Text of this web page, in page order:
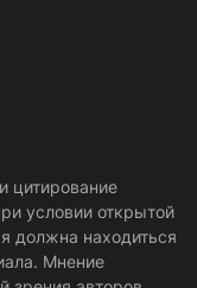
цитирование
условии открытой
должна находиться
Мнение